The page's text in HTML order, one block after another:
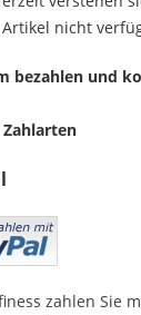
nicht
bezahlen und
zahlen Sie